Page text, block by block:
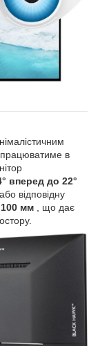
в
вперед до 22°
відповідну
100 мм , що дає